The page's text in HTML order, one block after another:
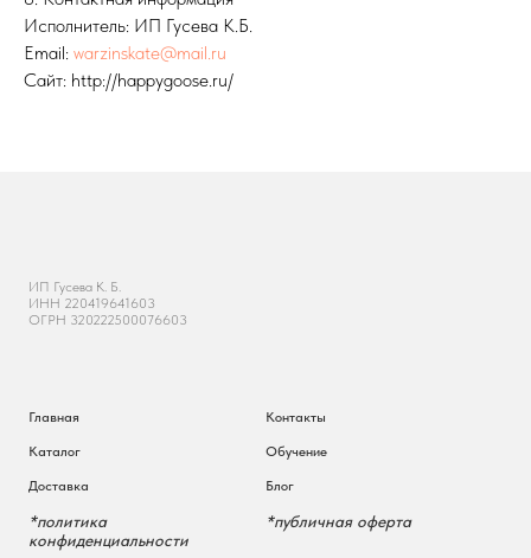
Исполнитель: ИП Гусева К.Б.
Email: warzinskate@mail.ru
Сайт: http://happygoose.ru/
ИП Гусева К. Б.
ИНН 220419641603
ОГРН 320222500076603
Главная
Каталог
Доставка
*политика
конфиденциальности
Контакты
Обучение
Блог
*публичная оферта